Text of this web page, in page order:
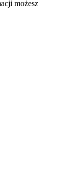
możesz